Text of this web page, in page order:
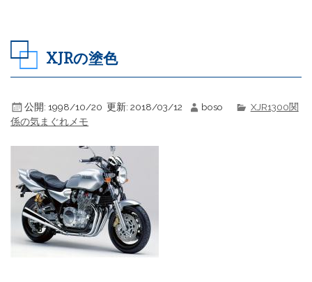
XJRの塗色
公開: 1998/10/20 更新: 2018/03/12 boso
XJR1300関
係の気まぐれメモ